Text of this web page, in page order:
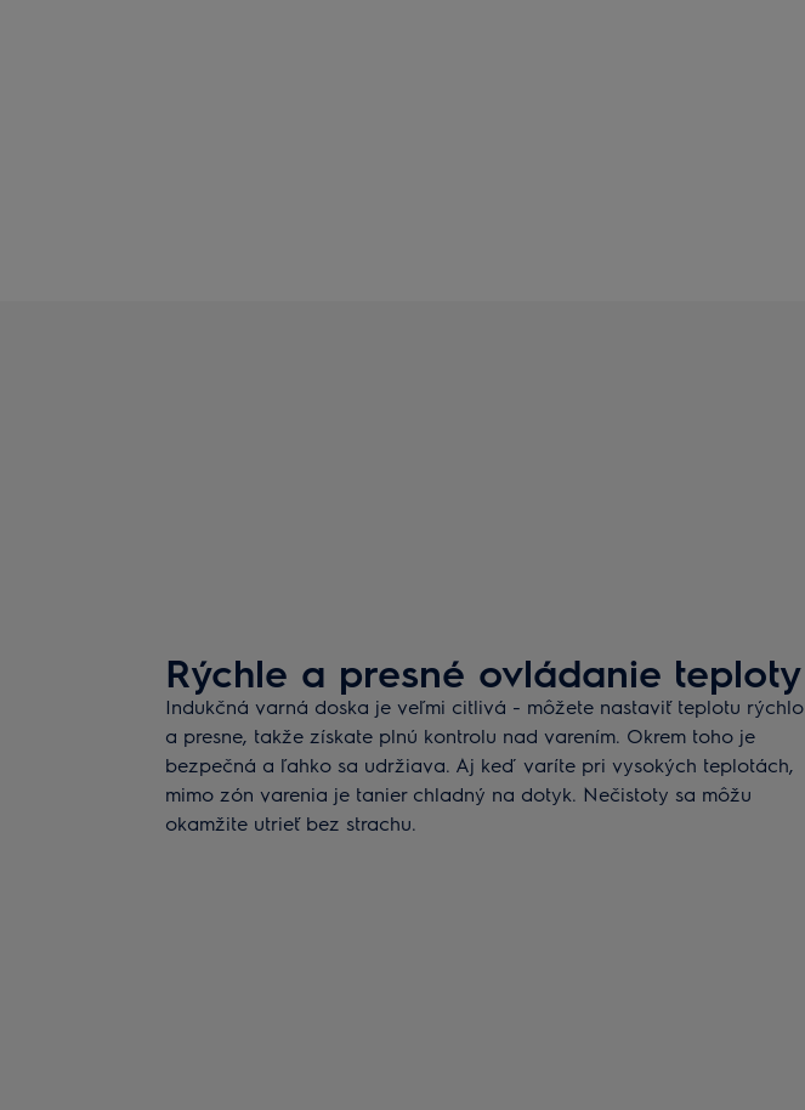
Rýchle a presné ovládanie teploty
Indukčná varná doska je veľmi citlivá - môžete nastaviť teplotu rýchlo
a presne, takže získate plnú kontrolu nad varením. Okrem toho je
bezpečná a ľahko sa udržiava. Aj keď varíte pri vysokých teplotách,
mimo zón varenia je tanier chladný na dotyk. Nečistoty sa môžu
okamžite utrieť bez strachu.